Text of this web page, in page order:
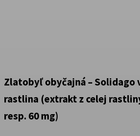
Zlatobyľ obyčajná – Solidago
rastlina (extrakt z celej
resp. 60 mg)